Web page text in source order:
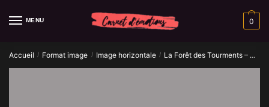
MENU 0
Accueil / Format image / Image horizontale / La Forêt des Tourments – Œuvre d’art IA